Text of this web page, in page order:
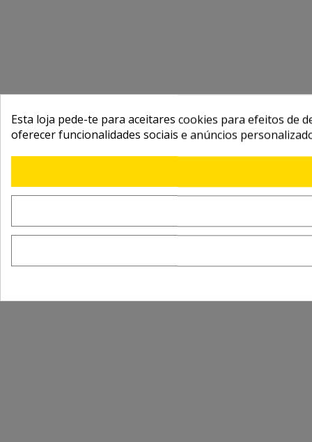
Esta loja pede-te para aceitares cookies para efeitos de
oferecer funcionalidades sociais e anúncios